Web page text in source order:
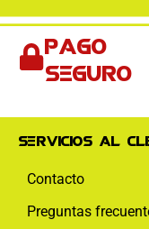
Pago
seguro
Servicios al
Contacto
Preguntas